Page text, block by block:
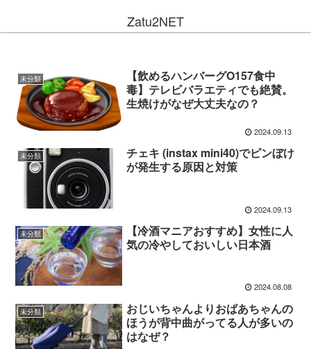
Zatu2NET
未分類
【飲めるハンバーグO157食中
毒】テレビバラエティでも絶賛。
生焼けがなぜ大丈夫なの？
2024.09.13
未分類
チェキ (instax mini40)でピンぼけ
が発生する原因と対策
2024.09.13
未分類
【冷酒マニアおすすめ】女性に人
気の冷やしておいしい日本酒
2024.08.08
未分類
おじいちゃんよりおばあちゃんの
ほうが背中曲がってる人が多いの
はなぜ？